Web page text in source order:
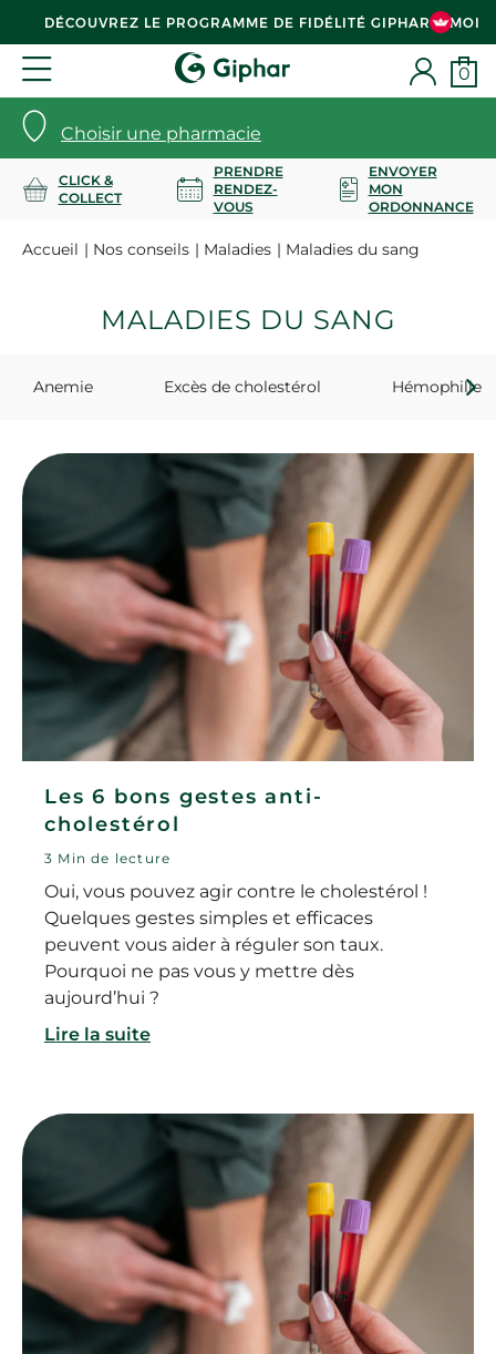
DÉCOUVREZ LE PROGRAMME DE FIDÉLITÉ GIPHAR & MOI
Choisir une pharmacie
0
CLICK &
COLLECT
PRENDRE
RENDEZ-
VOUS
ENVOYER
MON
ORDONNANCE
Accueil Nos conseils Maladies Maladies du sang
MALADIES DU SANG
Anemie Excès de cholestérol Hémophilie
Les 6 bons gestes anti-
cholestérol
3 Min de lecture
Oui, vous pouvez agir contre le cholestérol !
Quelques gestes simples et efficaces
peuvent vous aider à réguler son taux.
Pourquoi ne pas vous y mettre dès
aujourd’hui ?
Lire la suite